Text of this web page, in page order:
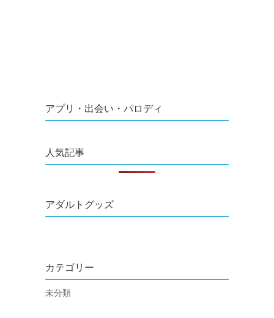
アプリ・出会い・パロディ
人気記事
アダルトグッズ
カテゴリー
未分類